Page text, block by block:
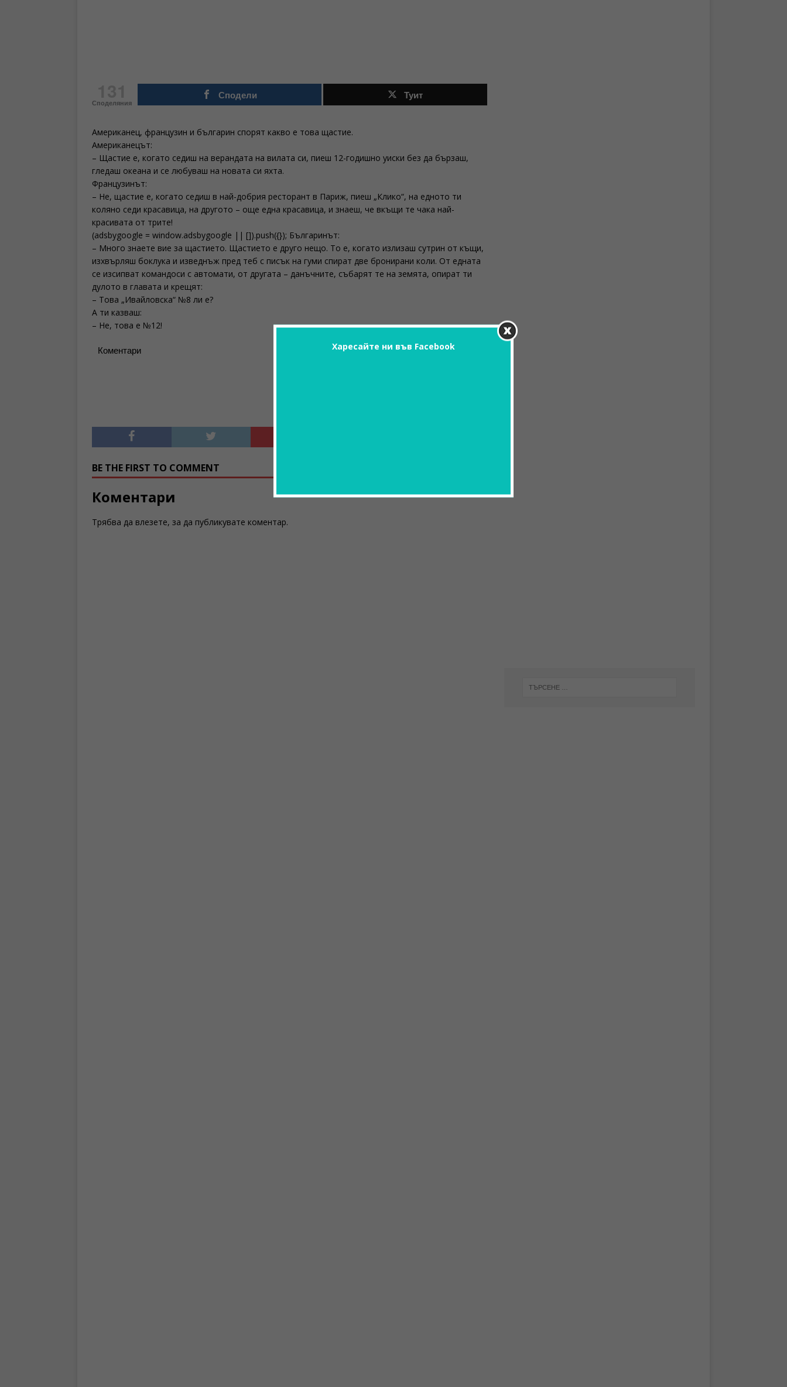
Споделяния
Сподели Туит
Американец, французин и българин спорят какво е това щастие.
Американецът:
– Щастие е, когато седиш на верандата на вилата си, пиеш 12-годишно уиски без да бързаш,
гледаш океана и се любуваш на новата си яхта.
Французинът:
– Не, щастие е, когато седиш в най-добрия ресторант в Париж, пиеш „Клико“, на едното ти
коляно седи красавица, на другото – още една красавица, и знаеш, че вкъщи те чака най-
красивата от трите!
(adsbygoogle = window.adsbygoogle || []).push({}); Българинът:
– Много знаете вие за щастието. Щастието е друго нещо. То е, когато излизаш сутрин от къщи,
изхвърляш боклука и изведнъж пред теб с писък на гуми спират две бронирани коли. От едната
се изсипват командоси с автомати, от другата – данъчните, събарят те на земята, опират ти
дулото в главата и крещят:
– Това „Ивайловска“ №8 ли е?
А ти казваш:
– Не, това е №12!
Коментари
BE THE FIRST TO COMMENT
Коментари
Трябва да влезете, за да публикувате коментар.
Харесайте ни във Facebook